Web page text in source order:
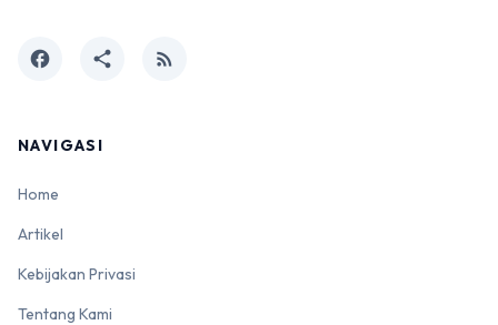
facebook share rss_feed
NAVIGASI
Home
Artikel
Kebijakan Privasi
Tentang Kami